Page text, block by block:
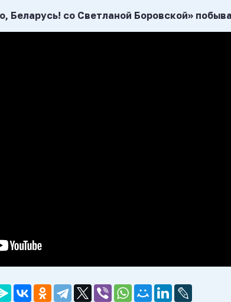
Беларусь! со Светланой Боровской»